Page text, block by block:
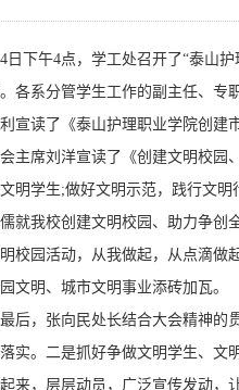
下午4点，学工处召开了“泰山护
各系分管学生工作的副主任、专
读了《泰山护理职业学院创建市
主席刘洋宣读了《创建文明校园
明学生;做好文明示范，践行文
我校创建文明校园、助力争创全
校园活动，从我做起，从点滴做
文明、城市文明事业添砖加瓦。
，张向民处长结合大会精神的贯
实。二是抓好争做文明学生、文
来，层层动员，广泛宣传发动，